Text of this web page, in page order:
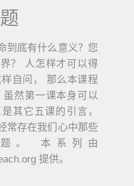
到底有什么意义？您
？ 人怎样才可以得
自问， 那么本课程
然第一课本身可以
其它五课的引言，
常存在我们心中那些
。 本系列由
提供。